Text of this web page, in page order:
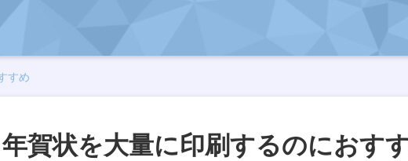
すめ
年賀状を大量に印刷するのにおす